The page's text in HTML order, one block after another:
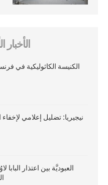
الأخبار
الكنيسة الكاثوليكية في
نيجيريا: تضليل إعلامي
العبوديَّة بين اعتذار